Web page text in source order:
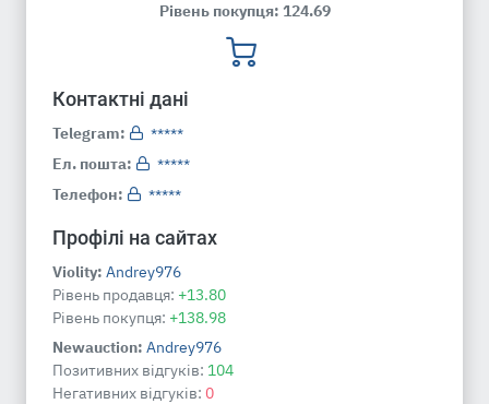
Рівень покупця: 124.69
Контактні дані
Telegram:
*****
Ел. пошта:
*****
Телефон:
*****
Профілі на сайтах
Violity: Andrey976
Рівень продавця: +13.80
Рівень покупця: +138.98
Newauction: Andrey976
Позитивних відгуків: 104
Негативних відгуків: 0